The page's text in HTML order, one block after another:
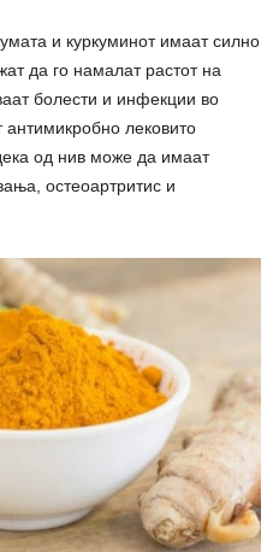
и куркуминот имаат силно
да го намалат растот на
болести и инфекции во
антимикробно лековито
од нив може да имаат
остеоартритис и